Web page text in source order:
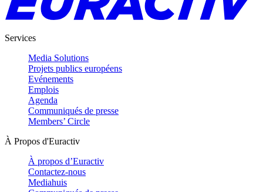
Services
Media Solutions
Projets publics européens
Evénements
Emplois
Agenda
Communiqués de presse
Members’ Circle
À Propos d'Euractiv
À propos d’Euractiv
Contactez-nous
Mediahuis